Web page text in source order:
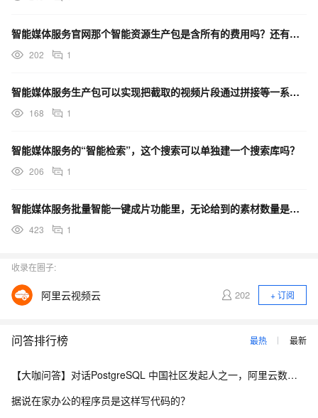
智能媒体服务官网那个智能资源生产包是含所有的费用吗？还有没有存储或流量之类的费用？
202 1
智能媒体服务生产包可以实现把截取的视频片段通过拼接等一系列操作完成一个独立的视频吗？
168 1
智能媒体服务的“智能检索”，这个搜索可以单独建一个搜索库吗？
206 1
智能媒体服务批量智能一键成片功能里，无论给到的素材数量是多少，输出的视频数上限也只能是100条吗？
423 1
收录在圈子:
阿里云视频云 202 + 订阅
问答排行榜 最热 最新
【大咖问答】对话PostgreSQL 中国社区发起人之一，阿里云数据库高级专家 德哥
据说在家办公的程序员是这样写代码的？